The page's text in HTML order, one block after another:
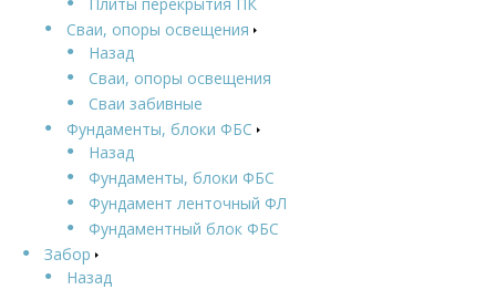
Сваи, опоры освещения
Назад
Сваи, опоры освещения
Сваи забивные
Фундаменты, блоки ФБС
Назад
Фундаменты, блоки ФБС
Фундамент ленточный ФЛ
Фундаментный блок ФБС
Забор
Назад